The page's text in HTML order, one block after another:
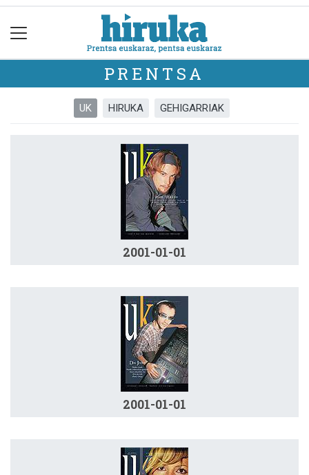
PRENTSA
UK HIRUKA GEHIGARRIAK
2001-01-01
2001-01-01